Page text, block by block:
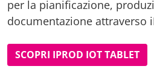
per la pianificazione,
documentazione attraverso
SCOPRI IPROD IOT TABLET